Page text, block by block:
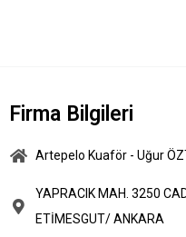
Firma Bilgileri
Artepelo Kuaför - Uğur
YAPRACIK MAH. 3250
ETİMESGUT/ ANKARA